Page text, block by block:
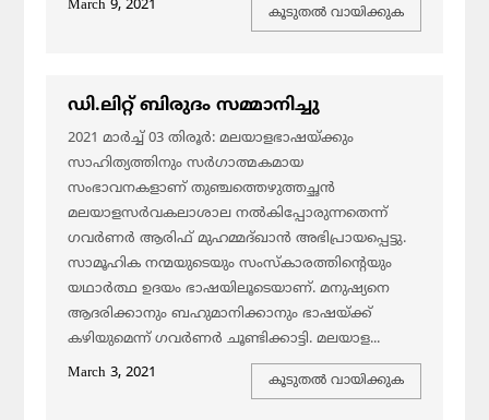
March 9, 2021 കൂടുതല്‍ വായിക്കുക
ഡി.ലിറ്റ് ബിരുദം സമ്മാനിച്ചു
2021 മാര്‍ച്ച് 03 തിരൂര്‍: മലയാളഭാഷയ്ക്കും
സാഹിത്യത്തിനും സര്‍ഗാത്മകമായ
സംഭാവനകളാണ് തുഞ്ചത്തെഴുത്തച്ഛന്‍
മലയാളസര്‍വകലാശാല നല്‍കിപ്പോരുന്നതെന്ന്
ഗവര്‍ണര്‍ ആരിഫ് മുഹമ്മദ്ഖാന്‍ അഭിപ്രായപ്പെട്ടു.
സാമൂഹിക നന്മയുടെയും സംസ്കാരത്തിന്‍റെയും
യഥാര്‍ത്ഥ ഉദയം ഭാഷയിലൂടെയാണ്. മനുഷ്യനെ
ആദരിക്കാനും ബഹുമാനിക്കാനും ഭാഷയ്ക്ക്
കഴിയുമെന്ന് ഗവര്‍ണര്‍ ചൂണ്ടിക്കാട്ടി. മലയാള...
March 3, 2021
കൂടുതല്‍ വായിക്കുക